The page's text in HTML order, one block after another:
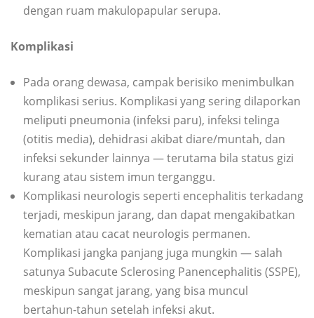
dengan ruam makulopapular serupa.
Komplikasi
Pada orang dewasa, campak berisiko menimbulkan
komplikasi serius. Komplikasi yang sering dilaporkan
meliputi pneumonia (infeksi paru), infeksi telinga
(otitis media), dehidrasi akibat diare/muntah, dan
infeksi sekunder lainnya — terutama bila status gizi
kurang atau sistem imun terganggu.
Komplikasi neurologis seperti encephalitis terkadang
terjadi, meskipun jarang, dan dapat mengakibatkan
kematian atau cacat neurologis permanen.
Komplikasi jangka panjang juga mungkin — salah
satunya Subacute Sclerosing Panencephalitis (SSPE),
meskipun sangat jarang, yang bisa muncul
bertahun-tahun setelah infeksi akut.